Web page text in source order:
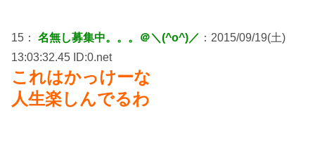
15： 名無し募集中。。。＠＼(^o^)／ ：2015/09/19(土)
13:03:32.45 ID:0.net
これはかっけーな
人生楽しんでるわ